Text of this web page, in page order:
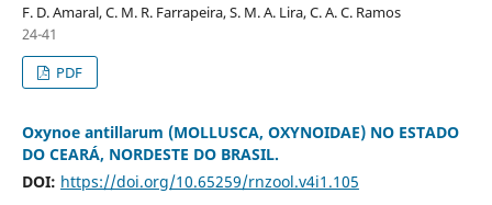
F. D. Amaral, C. M. R. Farrapeira, S. M. A. Lira, C. A. C. Ramos
24-41
PDF
Oxynoe antillarum (MOLLUSCA, OXYNOIDAE) NO ESTADO
DO CEARÁ, NORDESTE DO BRASIL.
DOI: https://doi.org/10.65259/rnzool.v4i1.105